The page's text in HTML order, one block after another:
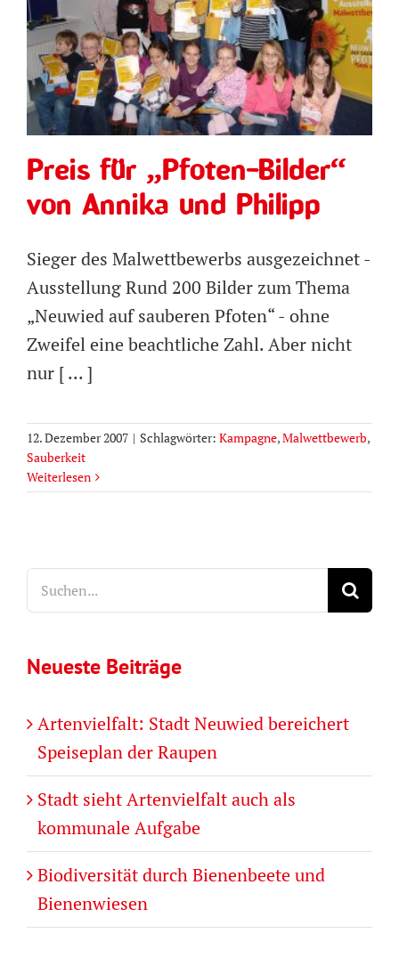
Preis für „Pfoten-Bilder“ von
Annika und Philipp
Preis für „Pfoten-Bilder“
von Annika und Philipp
Sieger des Malwettbewerbs ausgezeichnet -
Ausstellung Rund 200 Bilder zum Thema
„Neuwied auf sauberen Pfoten“ - ohne
Zweifel eine beachtliche Zahl. Aber nicht
nur [ ... ]
12. Dezember 2007 | Schlagwörter: Kampagne,Malwettbewerb,
Sauberkeit
Weiterlesen
Suche
nach:
Neueste Beiträge
Artenvielfalt: Stadt Neuwied bereichert
Speiseplan der Raupen
Stadt sieht Artenvielfalt auch als
kommunale Aufgabe
Biodiversität durch Bienenbeete und
Bienenwiesen